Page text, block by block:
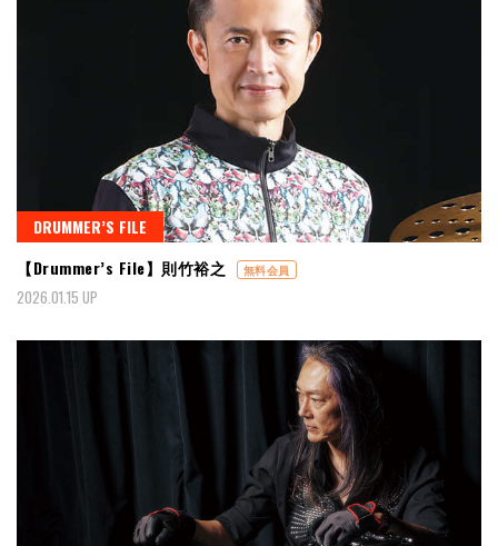
DRUMMER’S FILE
【Drummer’s File】則竹裕之
無料会員
2026.01.15 UP